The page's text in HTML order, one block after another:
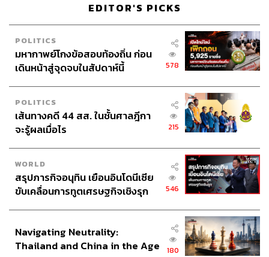
EDITOR'S PICKS
POLITICS
มหากาพย์โกงข้อสอบท้องถิ่น ก่อน
เดินหน้าสู่จุดจบในสัปดาห์นี้
578
POLITICS
เส้นทางคดี 44 สส. ในชั้นศาลฎีกา
จะรู้ผลเมื่อไร
215
WORLD
สรุปภารกิจอนุทิน เยือนอินโดนีเซีย
ขับเคลื่อนการทูตเศรษฐกิจเชิงรุก
546
Navigating Neutrality:
Thailand and China in the Age
180